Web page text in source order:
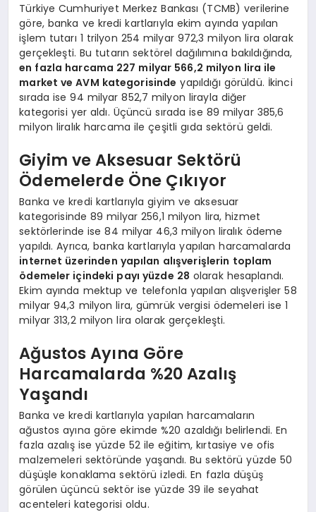
Türkiye Cumhuriyet Merkez Bankası (TCMB) verilerine
göre, banka ve kredi kartlarıyla ekim ayında yapılan
işlem tutarı 1 trilyon 254 milyar 972,3 milyon lira olarak
gerçekleşti. Bu tutarın sektörel dağılımına bakıldığında,
en fazla harcama 227 milyar 566,2 milyon lira ile
market ve AVM kategorisinde yapıldığı görüldü. İkinci
sırada ise 94 milyar 852,7 milyon lirayla diğer
kategorisi yer aldı. Üçüncü sırada ise 89 milyar 385,6
milyon liralık harcama ile çeşitli gıda sektörü geldi.
Giyim ve Aksesuar Sektörü
Ödemelerde Öne Çıkıyor
Banka ve kredi kartlarıyla giyim ve aksesuar
kategorisinde 89 milyar 256,1 milyon lira, hizmet
sektörlerinde ise 84 milyar 46,3 milyon liralık ödeme
yapıldı. Ayrıca, banka kartlarıyla yapılan harcamalarda
internet üzerinden yapılan alışverişlerin toplam
ödemeler içindeki payı yüzde 28 olarak hesaplandı.
Ekim ayında mektup ve telefonla yapılan alışverişler 58
milyar 94,3 milyon lira, gümrük vergisi ödemeleri ise 1
milyar 313,2 milyon lira olarak gerçekleşti.
Ağustos Ayına Göre
Harcamalarda %20 Azalış
Yaşandı
Banka ve kredi kartlarıyla yapılan harcamaların
ağustos ayına göre ekimde %20 azaldığı belirlendi. En
fazla azalış ise yüzde 52 ile eğitim, kırtasiye ve ofis
malzemeleri sektöründe yaşandı. Bu sektörü yüzde 50
düşüşle konaklama sektörü izledi. En fazla düşüş
görülen üçüncü sektör ise yüzde 39 ile seyahat
acenteleri kategorisi oldu.